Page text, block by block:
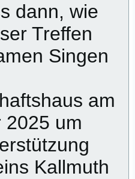
dann, wie
Treffen
Singen
am
2025 um
Kallmuth